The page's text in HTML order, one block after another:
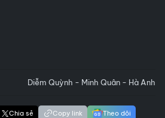
Diễm Quỳnh - Minh Quân - Hà Anh
Chia sẻ Copy link Theo dõi